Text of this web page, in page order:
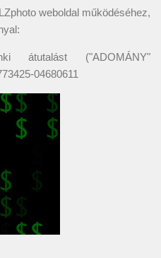
weboldal működéséhez,
átutalást ("ADOMÁNY"
04680611